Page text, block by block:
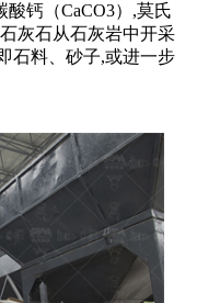
钙（CaCO3）,莫氏
灰石从石灰岩中开采
石料、砂子,或进一步